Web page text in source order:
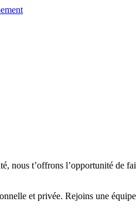
nous t’offrons l’opportunité de
et privée. Rejoins une